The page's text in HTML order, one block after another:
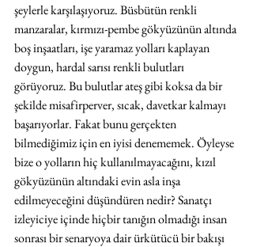
şeylerle karşılaşıyoruz. Büsbütün renkli
manzaralar, kırmızı-pembe gökyüzünün altında
boş inşaatları, işe yaramaz yolları kaplayan
doygun, hardal sarısı renkli bulutları
görüyoruz. Bu bulutlar ateş gibi koksa da bir
şekilde misafirperver, sıcak, davetkar kalmayı
başarıyorlar. Fakat bunu gerçekten
bilmediğimiz için en iyisi denememek. Öyleyse
bize o yolların hiç kullanılmayacağını, kızıl
gökyüzünün altındaki evin asla inşa
edilmeyeceğini düşündüren nedir? Sanatçı
izleyiciye içinde hiçbir tanığın olmadığı insan
sonrası bir senaryoya dair ürkütücü bir bakışı